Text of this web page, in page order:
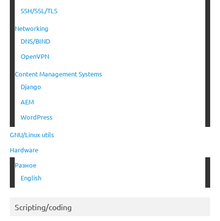
SSH/SSL/TLS
Networking
DNS/BIND
OpenVPN
Content Management Systems
Django
AEM
WordPress
GNU/Linux utils
Hardware
Разное
English
Scripting/coding